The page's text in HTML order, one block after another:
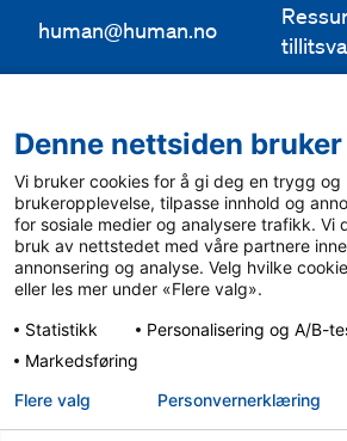
human@human.no
Aktuelt
For media
Ledige stillinger
English
Sámegiel álgosiidui
Bli
Bli
Denne nettsiden
Vi bruker cookies for å gi deg en trygg og
brukeropplevelse, tilpasse innhold og
for sosiale medier og analysere trafikk. Vi
bruk av nettstedet med våre partnere
annonsering og analyse. Velg hvilke
eller les mer under «Flere valg».
Statistikk
Personalisering og A/B-
Markedsføring
Flere valg
Personvern­erklæring